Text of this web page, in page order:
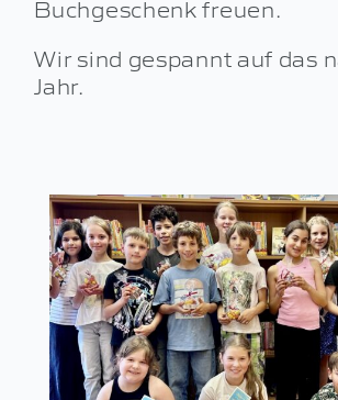
Buchgeschenk freuen.
Wir sind gespannt auf das
Jahr.